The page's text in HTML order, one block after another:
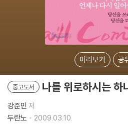
미리보기 공
중고도서 나를 위로하시는 하
강준민 저
두란노
2009.03.10.